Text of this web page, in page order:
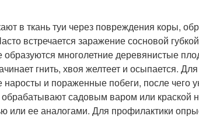
в ткань туи через повреждения коры,
встречается заражение сосновой
многолетние деревянистые
гнить, хвоя желтеет и осыпается.
наросты и пораженные побеги, после чего
садовым варом или краской
или ее аналогами. Для профилактики